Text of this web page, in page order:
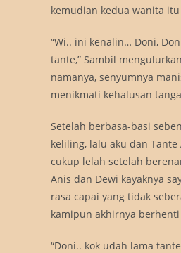
kemudian kedua wanita
“Wi.. ini kenalin… Doni,
tante,” Sambil
namanya, senyumnya
menikmati kehalusan
Setelah berbasa-basi
keliling, lalu aku dan
cukup lelah setelah
Anis dan Dewi kayaknya
rasa capai yang tidak
kamipun akhirnya berhenti
“Doni.. kok udah lama